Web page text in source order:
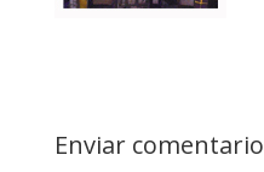
Enviar comentario